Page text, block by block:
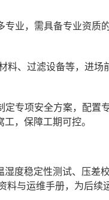
业，需具备专业资质
料、过滤设备等，进
专项安全方案，配置
，保障工期可控。
度稳定性测试、压差
与运维手册，为后续